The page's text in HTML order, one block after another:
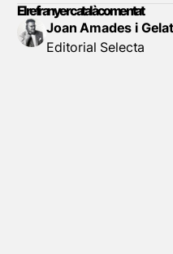
El refranyer català comentat
Joan Amades i
Editorial Selecta